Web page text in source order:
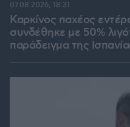
Καρκίνος παχέος
συνδέθηκε με 50%
παράδειγμα της
07.08.2026, 18:31